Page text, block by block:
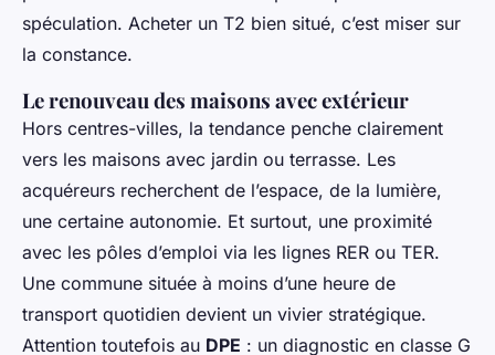
spéculation. Acheter un T2 bien situé, c’est miser sur
la constance.
Le renouveau des maisons avec extérieur
Hors centres-villes, la tendance penche clairement
vers les maisons avec jardin ou terrasse. Les
acquéreurs recherchent de l’espace, de la lumière,
une certaine autonomie. Et surtout, une proximité
avec les pôles d’emploi via les lignes RER ou TER.
Une commune située à moins d’une heure de
transport quotidien devient un vivier stratégique.
Attention toutefois au DPE : un diagnostic en classe G